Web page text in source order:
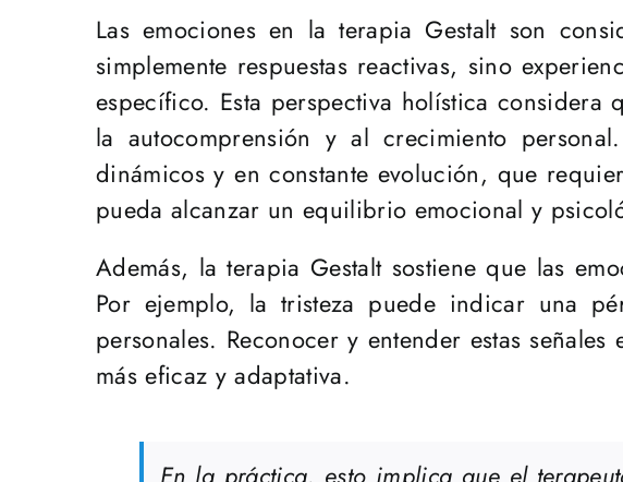
Las emociones en la terapia Gestalt son
simplemente respuestas reactivas, sino
específico. Esta perspectiva holística
la autocomprensión y al crecimiento
dinámicos y en constante evolución, que
pueda alcanzar un equilibrio emocional y
Además, la terapia Gestalt sostiene que las
Por ejemplo, la tristeza puede indicar una
personales. Reconocer y entender estas
más eficaz y adaptativa.